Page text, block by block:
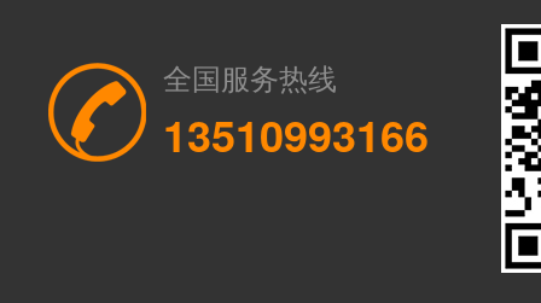
全国服务热线
13510993166